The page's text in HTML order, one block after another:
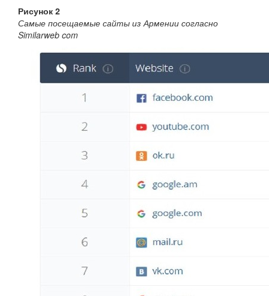
Рисунок 2
Самые посещаемые сайты из Армении согласно
Similarweb com